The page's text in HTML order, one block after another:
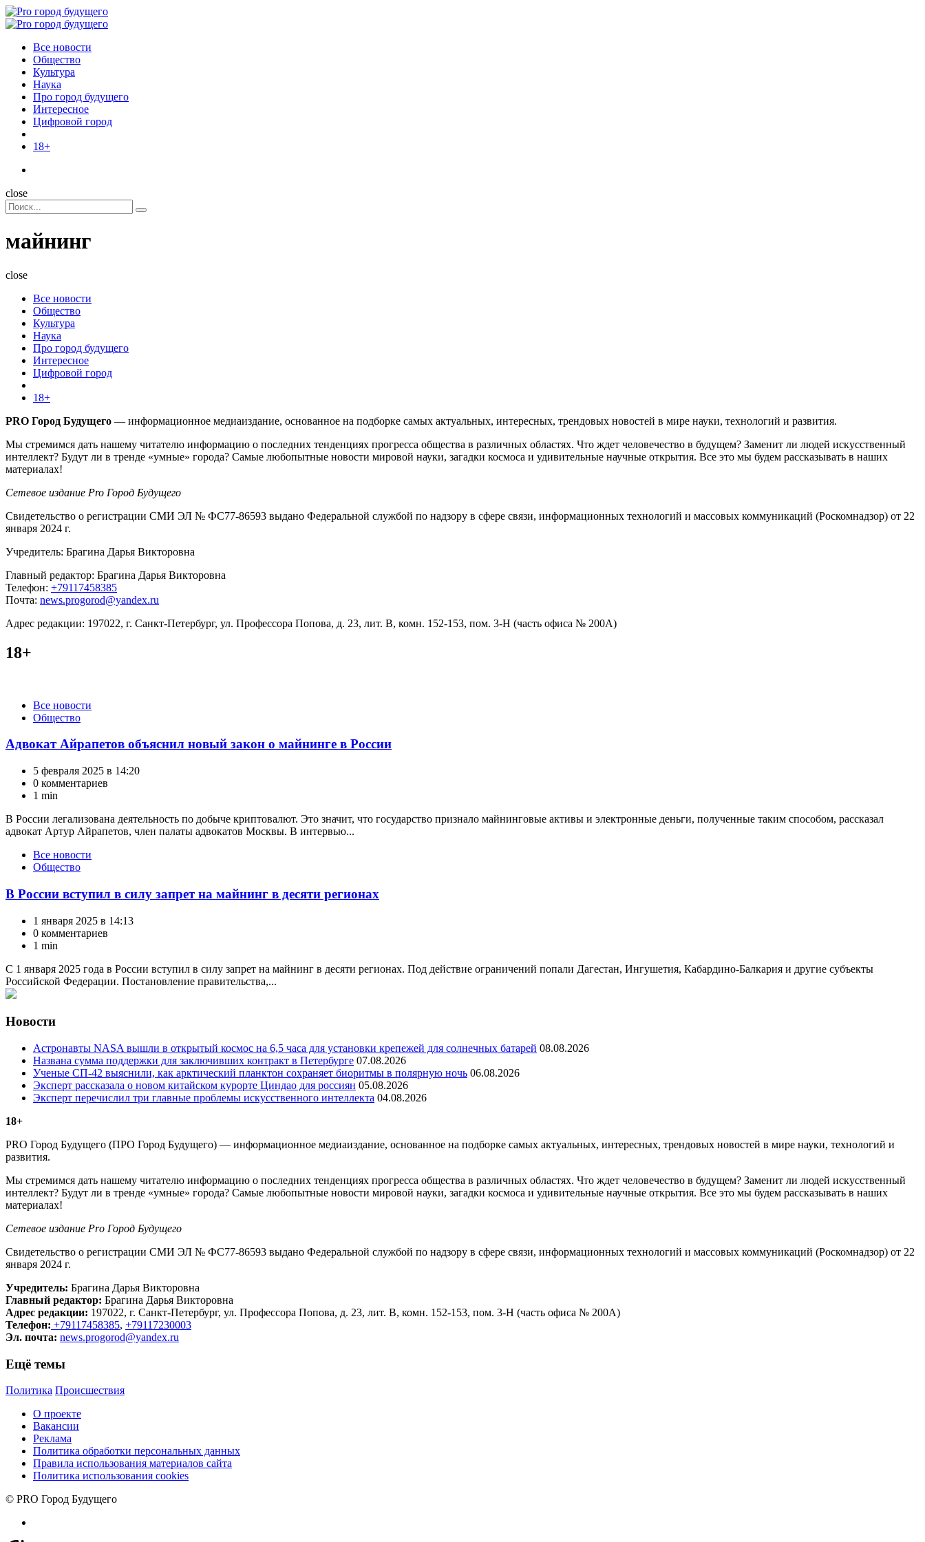
Menu
Поиск
Menu
Pro
Все новости
Общество
Культура
Наука
Про город будущего
Интересное
Цифровой город
18+
Поиск
close
Search
for:
Поиск
майнинг
close
Все новости
Общество
Культура
Наука
Про город будущего
Интересное
Цифровой город
18+
PRO Город Будущего — информационное медиаиздание, основанное на подборке самых актуальных, интересных, трендовых новостей в мире науки, технологий и развития.
Мы стремимся дать нашему читателю информацию о последних тенденциях прогресса общества в различных областях. Что ждет человечество в будущем? Заменит ли людей искусственный
интеллект? Будут ли в тренде «умные» города? Самые любопытные новости мировой науки, загадки космоса и удивительные научные открытия. Все это мы будем рассказывать в наших
материалах!
Сетевое издание Pro Город Будущего
Свидетельство о регистрации СМИ ЭЛ № ФС77-86593 выдано Федеральной службой по надзору в сфере связи, информационных технологий и массовых коммуникаций (Роскомнадзор) от 22
января 2024 г.
Учредитель: Брагина Дарья Викторовна
Главный редактор: Брагина Дарья Викторовна
Телефон: +79117458385
Почта: news.progorod@yandex.ru
Адрес редакции: 197022, г. Санкт-Петербург, ул. Профессора Попова, д. 23, лит. В, комн. 152-153, пом. 3-Н (часть офиса № 200А)
18+
КатегорииВсе новости
Общество
Адвокат Айрапетов объяснил новый закон о майнинге в России
5 февраля 2025 в 14:20
0 комментариев
1 min
В России легализована деятельность по добыче криптовалют. Это значит, что государство признало майнинговые активы и электронные деньги, полученные таким способом, рассказал
адвокат Артур Айрапетов, член палаты адвокатов Москвы. В интервью...
КатегорииВсе новости
Общество
В России вступил в силу запрет на майнинг в десяти регионах
1 января 2025 в 14:13
0 комментариев
1 min
С 1 января 2025 года в России вступил в силу запрет на майнинг в десяти регионах. Под действие ограничений попали Дагестан, Ингушетия, Кабардино-Балкария и другие субъекты
Российской Федерации. Постановление правительства,...
Новости
Астронавты NASA вышли в открытый космос на 6,5 часа для установки крепежей для солнечных батарей 08.08.2026
Названа сумма поддержки для заключивших контракт в Петербурге 07.08.2026
Ученые СП-42 выяснили, как арктический планктон сохраняет биоритмы в полярную ночь 06.08.2026
Эксперт рассказала о новом китайском курорте Циндао для россиян 05.08.2026
Эксперт перечислил три главные проблемы искусственного интеллекта 04.08.2026
18+
PRO Город Будущего (ПРО Город Будущего) — информационное медиаиздание, основанное на подборке самых актуальных, интересных, трендовых новостей в мире науки, технологий и
развития.
Мы стремимся дать нашему читателю информацию о последних тенденциях прогресса общества в различных областях. Что ждет человечество в будущем? Заменит ли людей искусственный
интеллект? Будут ли в тренде «умные» города? Самые любопытные новости мировой науки, загадки космоса и удивительные научные открытия. Все это мы будем рассказывать в наших
материалах!
Сетевое издание Рrо Город Будущего
Свидетельство о регистрации СМИ ЭЛ № ФС77-86593 выдано Федеральной службой по надзору в сфере связи, информационных технологий и массовых коммуникаций (Роскомнадзор) от 22
января 2024 г.
Учредитель: Брагина Дарья Викторовна
Главный редактор: Брагина Дарья Викторовна
Адрес редакции: 197022, г. Санкт-Петербург, ул. Профессора Попова, д. 23, лит. В, комн. 152-153, пом. 3-Н (часть офиса № 200А)
Телефон: +79117458385, +79117230003
Эл. почта: news.progorod@yandex.ru
Ещё темы
Политика Происшествия
О проекте
Вакансии
Реклама
Политика обработки персональных данных
Правила использования материалов сайта
Политика использования cookies
© PRO Город Будущего